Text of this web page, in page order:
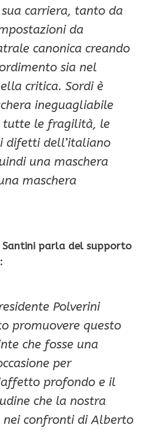
carriera, tanto da
da
canonica creando
sia nel
critica. Sordi è
ineguagliabile
tutte le fragilità, le
difetti dell’italiano
una maschera
maschera
Santini parla del supporto
Polverini
promuovere questo
che fosse una
per
profondo e il
che la nostra
nei confronti di Alberto